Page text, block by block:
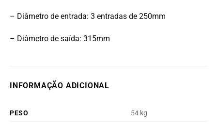
– Diâmetro de entrada: 3 entradas de 250mm
– Diâmetro de saída: 315mm
INFORMAÇÃO ADICIONAL
PESO 54 kg